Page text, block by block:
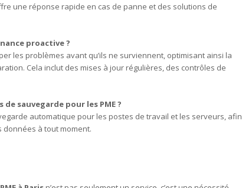
une réponse rapide en cas de panne et des solutions de
proactive ?
les problèmes avant qu’ils ne surviennent, optimisant ainsi la
Cela inclut des mises à jour régulières, des contrôles de
sauvegarde pour les PME ?
automatique pour les postes de travail et les serveurs, afin
à tout moment.